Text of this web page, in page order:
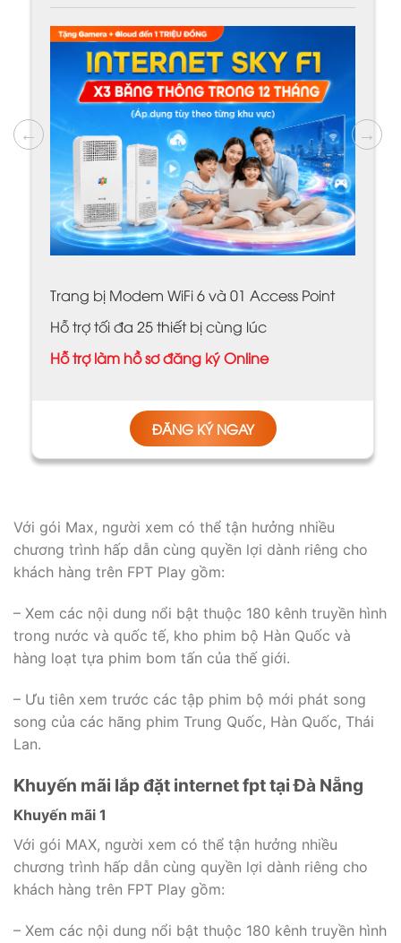
Wifi 6
Hỗ trợ tối đa 20 thiết bị cùng lúc
ĐĂNG KÝ NGAY
Với gói Max, người xem có thể tận hưởng nhiều
chương trình hấp dẫn cùng quyền lợi dành riêng cho
khách hàng trên FPT Play gồm:
– Xem các nội dung nổi bật thuộc 180 kênh truyền hình
trong nước và quốc tế, kho phim bộ Hàn Quốc và
hàng loạt tựa phim bom tấn của thế giới.
– Ưu tiên xem trước các tập phim bộ mới phát song
song của các hãng phim Trung Quốc, Hàn Quốc, Thái
Lan.
Khuyến mãi lắp đặt internet fpt tại Đà Nẵng
Khuyến mãi 1
Với gói MAX, người xem có thể tận hưởng nhiều
chương trình hấp dẫn cùng quyền lợi dành riêng cho
khách hàng trên FPT Play gồm:
– Xem các nội dung nổi bật thuộc 180 kênh truyền hình